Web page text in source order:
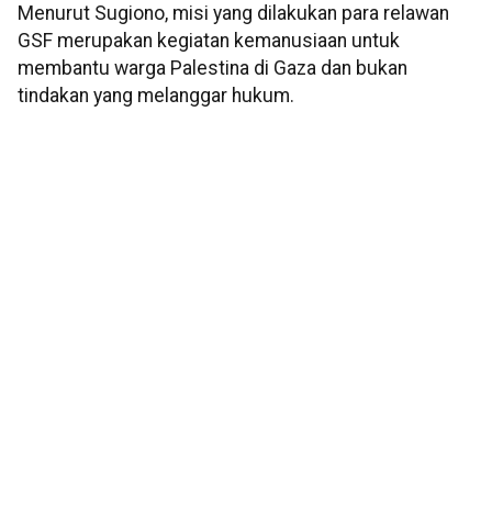
Menurut Sugiono, misi yang dilakukan para relawan
GSF merupakan kegiatan kemanusiaan untuk
membantu warga Palestina di Gaza dan bukan
tindakan yang melanggar hukum.